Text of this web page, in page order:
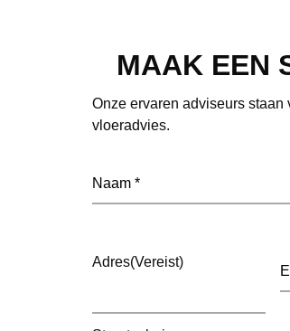
MAAK EEN
Onze ervaren adviseurs staan
vloeradvies.
Adres(Vereist)